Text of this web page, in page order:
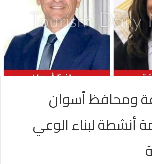
ومحافظ أسوان
أنشطة لبناء الوعي